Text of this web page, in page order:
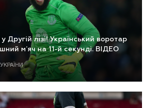
Другій лізі! Український воротар
мʼяч на 11-й секунді. ВІДЕО